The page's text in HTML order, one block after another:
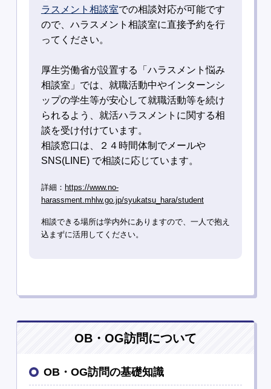
ラスメント相談室での相談対応が可能です
ので、ハラスメント相談室に直接予約を行
ってください。
厚生労働省が設置する「ハラスメント悩み
相談室」では、就職活動中やインターンシ
ップの学生等が安心して就職活動等を続け
られるよう、就活ハラスメントに関する相
談を受け付けています。
相談窓口は、２４時間体制でメールや
SNS(LINE) で相談に応じています。
詳細： https://www.no-
harassment.mhlw.go.jp/syukatsu_hara/student
相談できる場所は学内外にありますので、一人で抱え
込まずに活用してください。
OB・OG訪問について
OB・OG訪問の基礎知識